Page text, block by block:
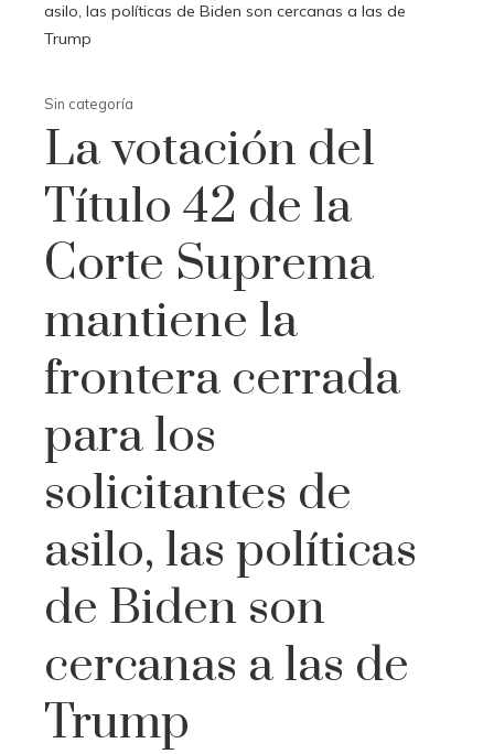
asilo, las políticas de Biden son cercanas a las de
Trump
Sin categoría
La votación del
Título 42 de la
Corte Suprema
mantiene la
frontera cerrada
para los
solicitantes de
asilo, las políticas
de Biden son
cercanas a las de
Trump